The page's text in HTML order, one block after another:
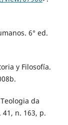
6° ed.
y Filosofía.
da
41, n. 163, p.